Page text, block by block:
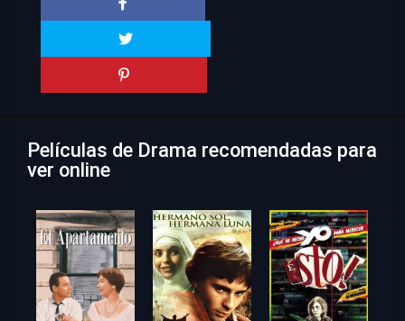
Películas de Drama recomendadas para
ver online